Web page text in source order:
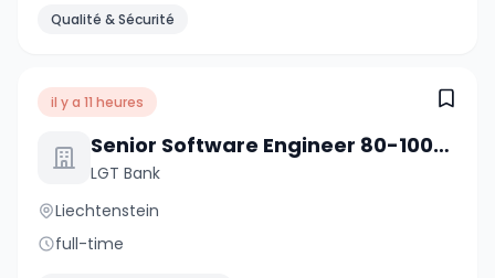
Qualité & Sécurité
il y a 11 heures
Senior Software Engineer 80-100% (w/m/d)
LGT Bank
Liechtenstein
full-time